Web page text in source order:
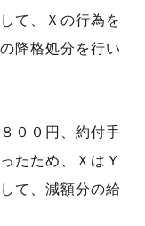
て、Ｘの行為を
降格処分を行い
００円、約付手
たため、ＸはＹ
て、減額分の給